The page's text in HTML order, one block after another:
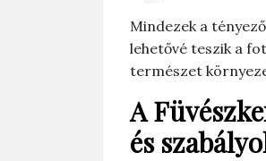
Mindezek a
lehetővé teszik a
természet
A
és